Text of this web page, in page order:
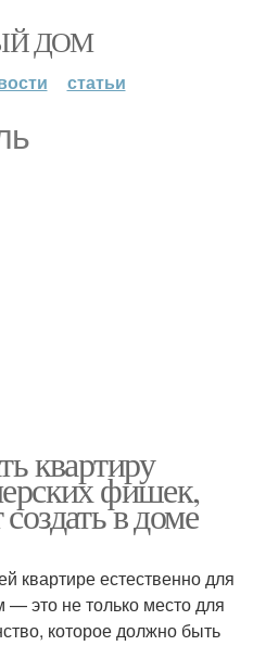
ДОМ
статьи
квартиру
фишек,
в доме
квартире естественно для
— это не только место для
которое должно быть